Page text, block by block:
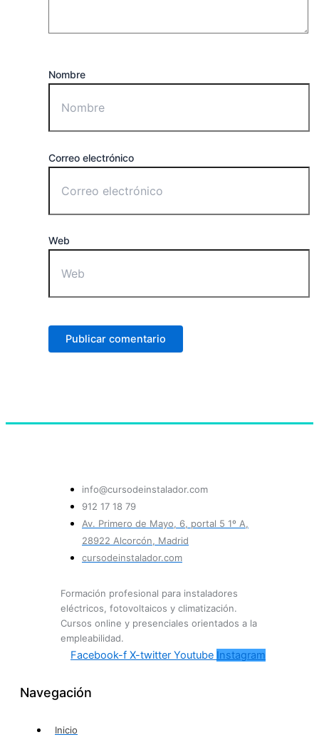
Nombre
Correo electrónico
Web
info@cursodeinstalador.com
912 17 18 79
Av. Primero de Mayo, 6, portal 5 1º A,
28922 Alcorcón, Madrid
cursodeinstalador.com
Formación profesional para instaladores
eléctricos, fotovoltaicos y climatización.
Cursos online y presenciales orientados a la
empleabilidad.
Facebook-f X-twitter Youtube Instagram
Navegación
Inicio